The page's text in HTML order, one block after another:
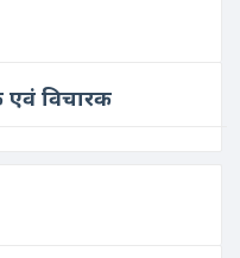
एवं विचारक